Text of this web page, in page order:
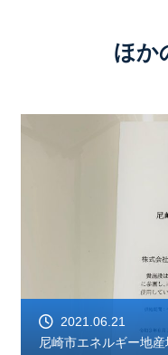
ほか
2021.06.21
尼崎市エネルギー地